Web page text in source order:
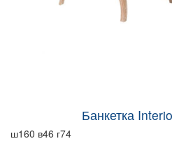
Банкетка
ш160 в46 г74